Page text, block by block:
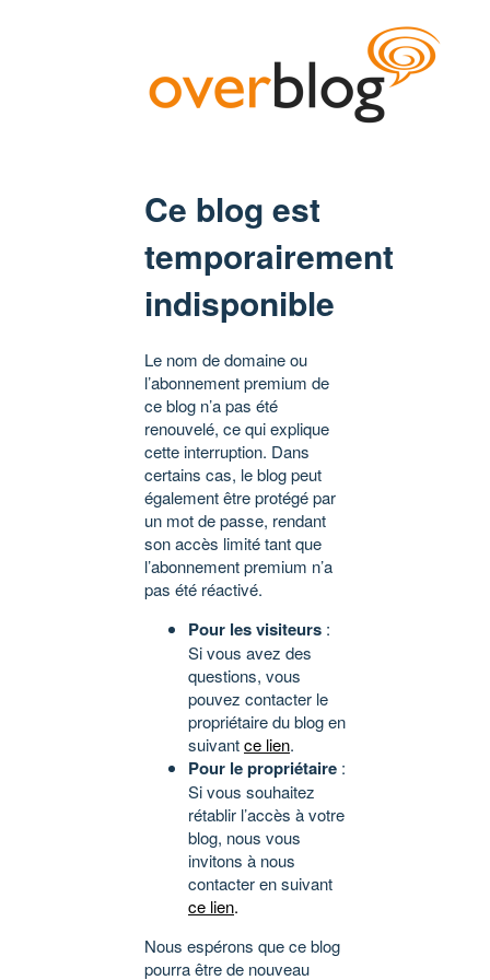
Ce blog est
temporairement
indisponible
Le nom de domaine ou
l’abonnement premium de
ce blog n’a pas été
renouvelé, ce qui explique
cette interruption. Dans
certains cas, le blog peut
également être protégé par
un mot de passe, rendant
son accès limité tant que
l’abonnement premium n’a
pas été réactivé.
Pour les visiteurs :
Si vous avez des
questions, vous
pouvez contacter le
propriétaire du blog en
suivantce lien.
Pour le propriétaire :
Si vous souhaitez
rétablir l’accès à votre
blog, nous vous
invitons à nous
contacter en suivant
ce lien.
Nous espérons que ce blog
pourra être de nouveau